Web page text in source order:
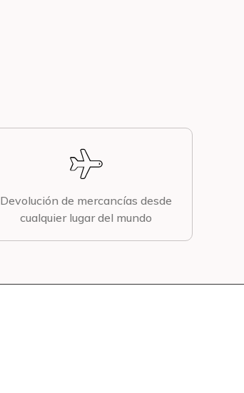
Devolución de mercancías desde
cualquier lugar del mundo